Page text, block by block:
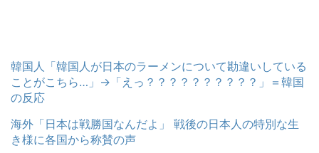
韓国人「韓国人が日本のラーメンについて勘違いしている
ことがこちら…」→「えっ？？？？？？？？？？」＝韓国
の反応
海外「日本は戦勝国なんだよ」 戦後の日本人の特別な生
き様に各国から称賛の声